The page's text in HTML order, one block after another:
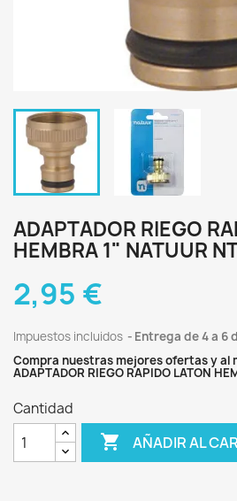
ADAPTADOR RIEGO
HEMBRA 1" NATUUR
2,95 €
Impuestos incluidos
Entrega de 4 a 6
Compra nuestras mejores ofertas y al
ADAPTADOR RIEGO RAPIDO LATON
Cantidad
 AÑADIR AL